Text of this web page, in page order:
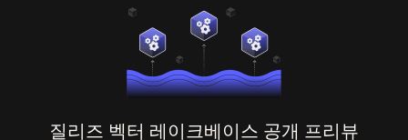
질리즈 벡터 레이크베이스 공개 프리뷰